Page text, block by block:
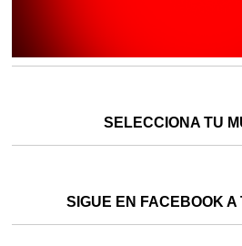
SELECCIONA TU
SIGUE EN FACEBOOK A